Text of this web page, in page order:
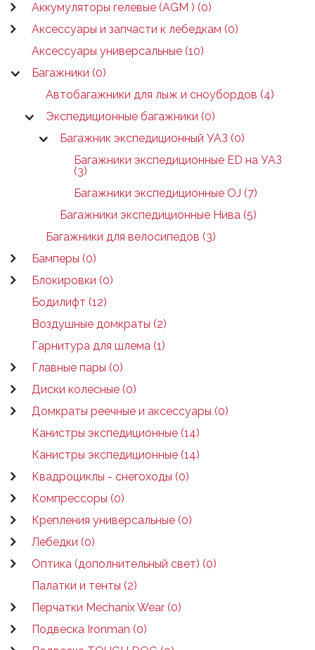
Аккумуляторы гелевые (AGM ) (0)
Аксессуары и запчасти к лебедкам (0)
Аксессуары универсальные (10)
Багажники (0)
Автобагажники для лыж и сноубордов (4)
Экспедиционные багажники (0)
Багажник экспедиционный УАЗ (0)
Багажники экспедиционные ED на УАЗ
(3)
Багажники экспедиционные OJ (7)
Багажники экспедиционные Нива (5)
Багажники для велосипедов (3)
Бамперы (0)
Блокировки (0)
Бодилифт (12)
Воздушные домкраты (2)
Гарнитура для шлема (1)
Главные пары (0)
Диски колесные (0)
Домкраты реечные и аксессуары (0)
Канистры экспедиционные (14)
Канистры экспедиционные (14)
Квадроциклы - снегоходы (0)
Компрессоры (0)
Крепления универсальные (0)
Лебедки (0)
Оптика (дополнительный свет) (0)
Палатки и тенты (2)
Перчатки Mechanix Wear (0)
Подвеска Ironman (0)